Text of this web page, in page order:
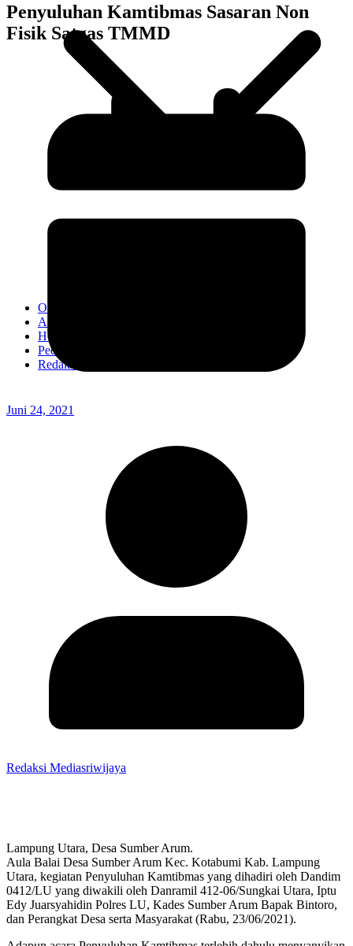
OPINI
Advertorial
Headline
Pedoman Media Ciber
Redaksi
Penyuluhan Kamtibmas Sasaran Non
Fisik Satgas TMMD
Juni 24, 2021
Redaksi Mediasriwijaya
Lampung Utara, Desa Sumber Arum.
Aula Balai Desa Sumber Arum Kec. Kotabumi Kab. Lampung
Utara, kegiatan Penyuluhan Kamtibmas yang dihadiri oleh Dandim
0412/LU yang diwakili oleh Danramil 412-06/Sungkai Utara, Iptu
Edy Juarsyahidin Polres LU, Kades Sumber Arum Bapak Bintoro,
dan Perangkat Desa serta Masyarakat (Rabu, 23/06/2021).